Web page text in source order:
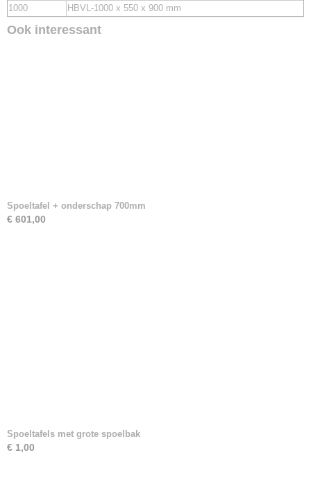
1000 HBVL-1000 x 550 x 900 mm
Ook interessant
Spoeltafel + onderschap 700mm
€ 601,00
Spoeltafels met grote spoelbak
€ 1,00